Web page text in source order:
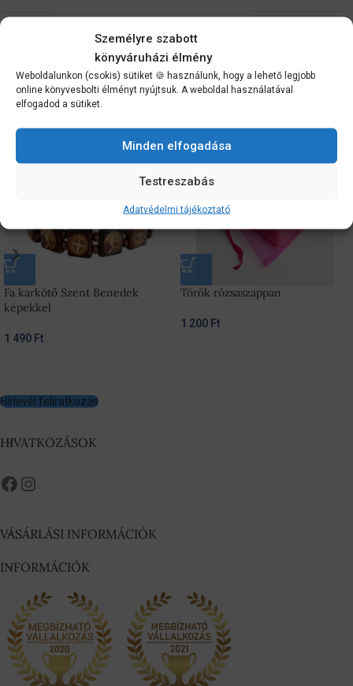
Személyre szabott
könyváruházi élmény
Weboldalunkon (csokis) sütiket 🍪 használunk, hogy a lehető legjobb
online könyvesbolti élményt nyújtsuk. A weboldal használatával
elfogadod a sütiket.
Minden elfogadása
Testreszabás
Adatvédelmi tájékoztató
Szállítási információk
Fa karkötő Szent Benedek
képekkel
1 490 Ft
Török rózsaszappan
1 200 Ft
Hírlevél feliratkozás
HIVATKOZÁSOK
VÁSÁRLÁSI INFORMÁCIÓK
INFORMÁCIÓK